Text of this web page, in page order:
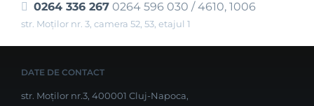
0264 336 267 0264 596 030 / 4610, 1006
str. Moților nr. 3, camera 52, 53, etajul 1
DATE DE CONTACT
str. Moților nr.3, 400001 Cluj-Napoca,